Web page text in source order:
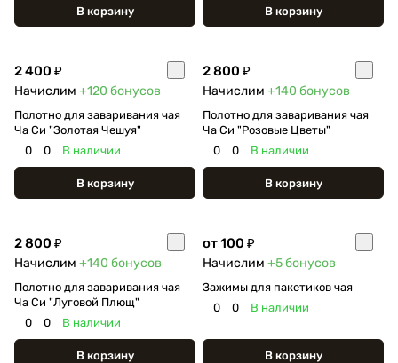
В корзину В корзину
2 400 ₽
Начислим +120 бонусов
Полотно для заваривания чая
Ча Си "Золотая Чешуя"
0
0 В наличии
В корзину
2 800 ₽
Начислим +140 бонусов
Полотно для заваривания чая
Ча Си "Розовые Цветы"
0
0 В наличии
В корзину
2 800 ₽
Начислим +140 бонусов
Полотно для заваривания чая
Ча Си "Луговой Плющ"
0
0 В наличии
В корзину
от 100 ₽
Начислим +5бонусов
Зажимы для пакетиков чая
0
0 В наличии
В корзину